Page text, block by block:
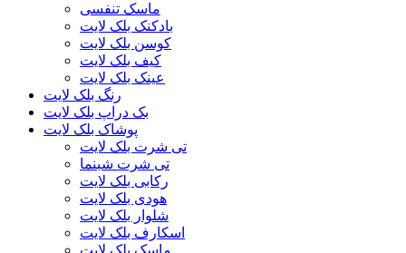
ماسک تنفسی
بادکنک بلک لایت
کوسن بلک لایت
کیف بلک لایت
عینک بلک لایت
رنگ بلک لایت
بک دراپ بلک لایت
پوشاک بلک لایت
تی شرت بلک لایت
تی شرت شبنما
رکابی بلک لایت
هودی بلک لایت
شلوار بلک لایت
اسکارف بلک لایت
ماسک بلک لایت